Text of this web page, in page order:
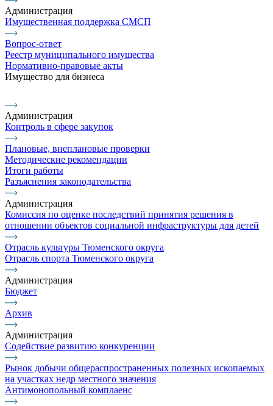
Администрация
Имущественная поддержка СМСП
Вопрос-ответ
Реестр муниципального имущества
Нормативно-правовые акты
Имущество для бизнеса
Администрация
Контроль в сфере закупок
Плановые, внеплановые проверки
Методические рекомендации
Итоги работы
Разъяснения законодательства
Администрация
Комиссия по оценке последствий принятия решения в
отношении объектов социальной инфраструктуры для детей
Отрасль культуры Тюменского округа
Отрасль спорта Тюменского округа
Администрация
Бюджет
Архив
Администрация
Содействие развитию конкуренции
Рынок добычи общераспространенных полезных ископаемых
на участках недр местного значения
Антимонопольный комплаенс